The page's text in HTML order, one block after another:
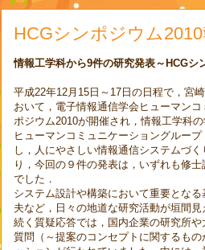
HCGシンポジウム
情報工学科から9件の研究発表～HCGシ
平成22年12月15日～17日の日程で，宮
おいて，電子情報通信学会ヒューマン
ポジウム2010が開催され，情報工学科
ヒューマンコミュニケーショングルー
し，人にやさしい情報通信システムづ
り，今回の９件の発表は，いずれも修
でした．
システム設計や構築において重要とな
夫など，日々の地道な研究活動が垣間
続く質疑応答では，国内企業の研究所
質問（～提案のコンセプトに関するも